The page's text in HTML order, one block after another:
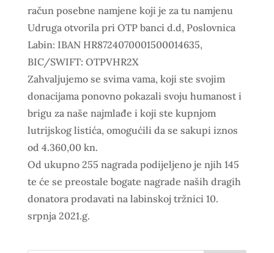
račun posebne namjene koji je za tu namjenu
Udruga otvorila pri OTP banci d.d, Poslovnica
Labin: IBAN HR8724070001500014635,
BIC/SWIFT: OTPVHR2X
Zahvaljujemo se svima vama, koji ste svojim
donacijama ponovno pokazali svoju humanost i
brigu za naše najmlađe i koji ste kupnjom
lutrijskog listića, omogućili da se sakupi iznos
od 4.360,00 kn.
Od ukupno 255 nagrada podijeljeno je njih 145
te će se preostale bogate nagrade naših dragih
donatora prodavati na labinskoj tržnici 10.
srpnja 2021.g.